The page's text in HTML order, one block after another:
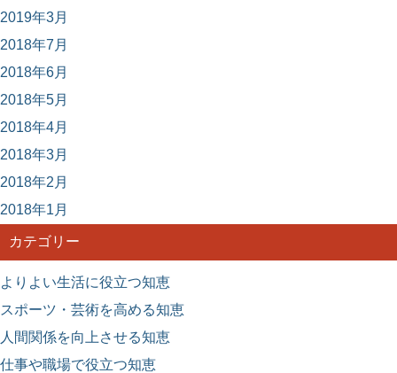
2019年3月
2018年7月
2018年6月
2018年5月
2018年4月
2018年3月
2018年2月
2018年1月
カテゴリー
よりよい生活に役立つ知恵
スポーツ・芸術を高める知恵
人間関係を向上させる知恵
仕事や職場で役立つ知恵